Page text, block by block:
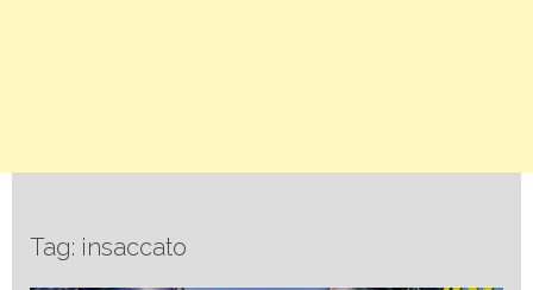
Tag: insaccato